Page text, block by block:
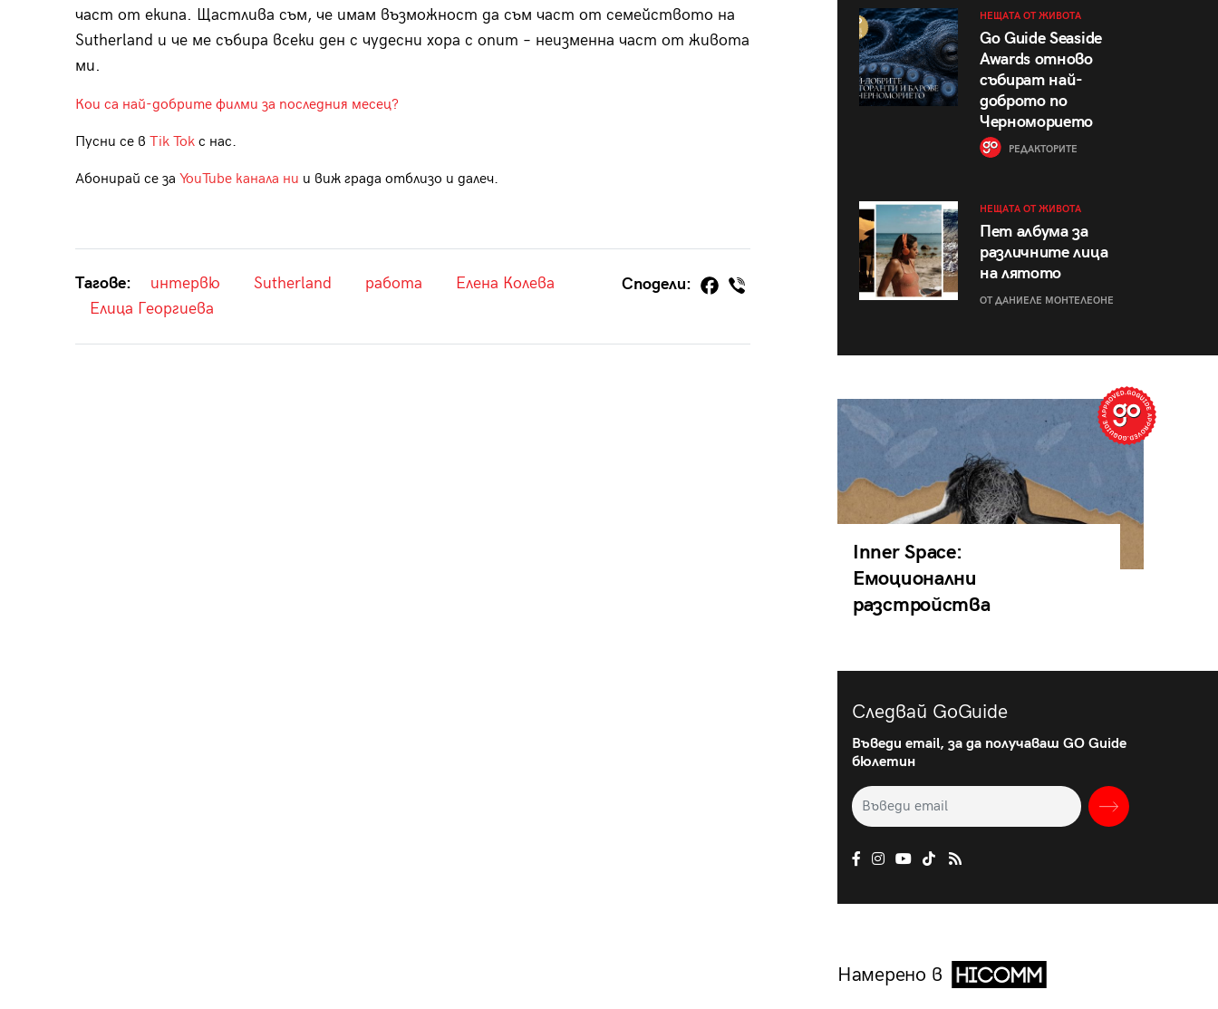
част от екипа. Щастлива съм, че имам възможност да съм част от семейството на
Sutherland и че ме събира всеки ден с чудесни хора с опит – неизменна част от живота
ми.
Кои са най-добрите филми за последния месец?
Пусни се в Tik Tokс нас.
Абонирай се за YouTube канала ни и виж града отблизо и далеч.
Тагове: интервю Sutherland работа
Елена Колева
Елица Георгиева
Сподели:
НЕЩАТА ОТ ЖИВОТА
Go Guide Seaside
Awards отново
събират най-
доброто по
Черноморието
РЕДАКТОРИТЕ
НЕЩАТА ОТ ЖИВОТА
Пет албума за
различните лица
на лятото
ОТ ДАНИЕЛЕ МОНТЕЛЕОНЕ
Inner Space:
Емоционални
разстройства
Следвай GoGuide
Въведи email, за да получаваш GO Guide
бюлетин
Намерено в